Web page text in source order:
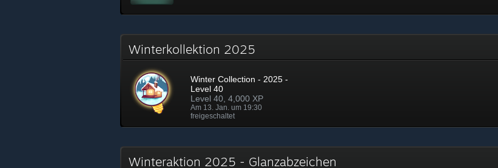
Winterkollektion 2025
Winter Collection - 2025 -
Level 40
Level 40, 4,000 XP
Am 13. Jan. um 19:30
freigeschaltet
Winteraktion 2025 - Glanzabzeichen